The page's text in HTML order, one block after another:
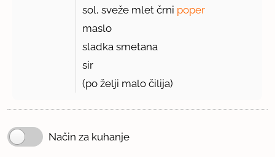
sol, sveže mlet črni poper
maslo
sladka smetana
sir
(po želji malo čilija)
Način za kuhanje